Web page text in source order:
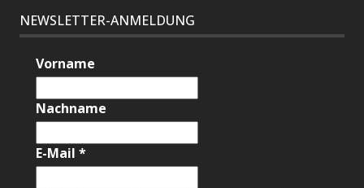
NEWSLETTER-ANMELDUNG
Vorname
Nachname
E-Mail*